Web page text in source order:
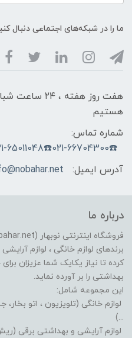
ما را در شبکه‌های اجتماعی دنبال
هفت روز هفته
هستیم
شماره تماس:
☎️021-66704300☎️021-65011048📱09122903930
آدرس ایمیل:
درباره ما
برندهای لوازم خانگی ، لوازم
کرده تا نیاز یکایک شما عزیزان
بهداشتی را بر آورده نماید.
این مجموعه شامل:
لوازم خانگی (تلویزیون ، اتو بخار،
...)
لوازم آرایشی و بهداشتی برقی